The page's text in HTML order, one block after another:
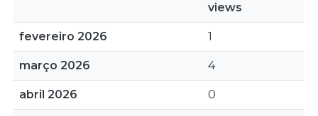
views
fevereiro 2026 1
março 2026 4
abril 2026 0